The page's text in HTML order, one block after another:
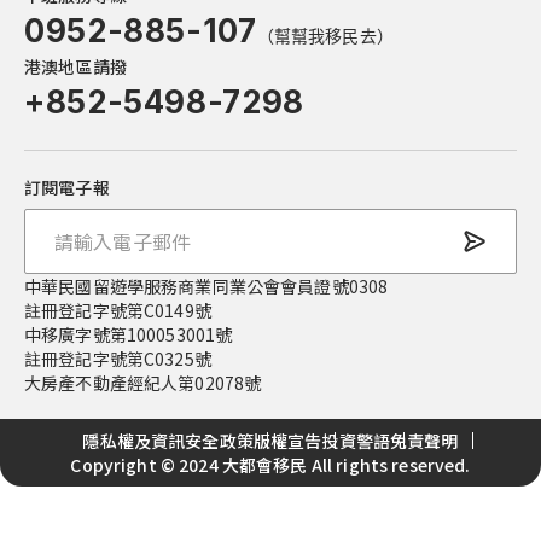
0952-885-107 （幫幫我移民去）
港澳地區請撥
+852-5498-7298
訂閱電子報
中華民國留遊學服務商業同業公會會員證號0308
註冊登記字號第C0149號
中移廣字號第100053001號
註冊登記字號第C0325號
大房產不動產經紀人第02078號
隱私權及資訊安全政策版權宣告投資警語免責聲明
Copyright © 2024 大都會移民 All rights reserved.